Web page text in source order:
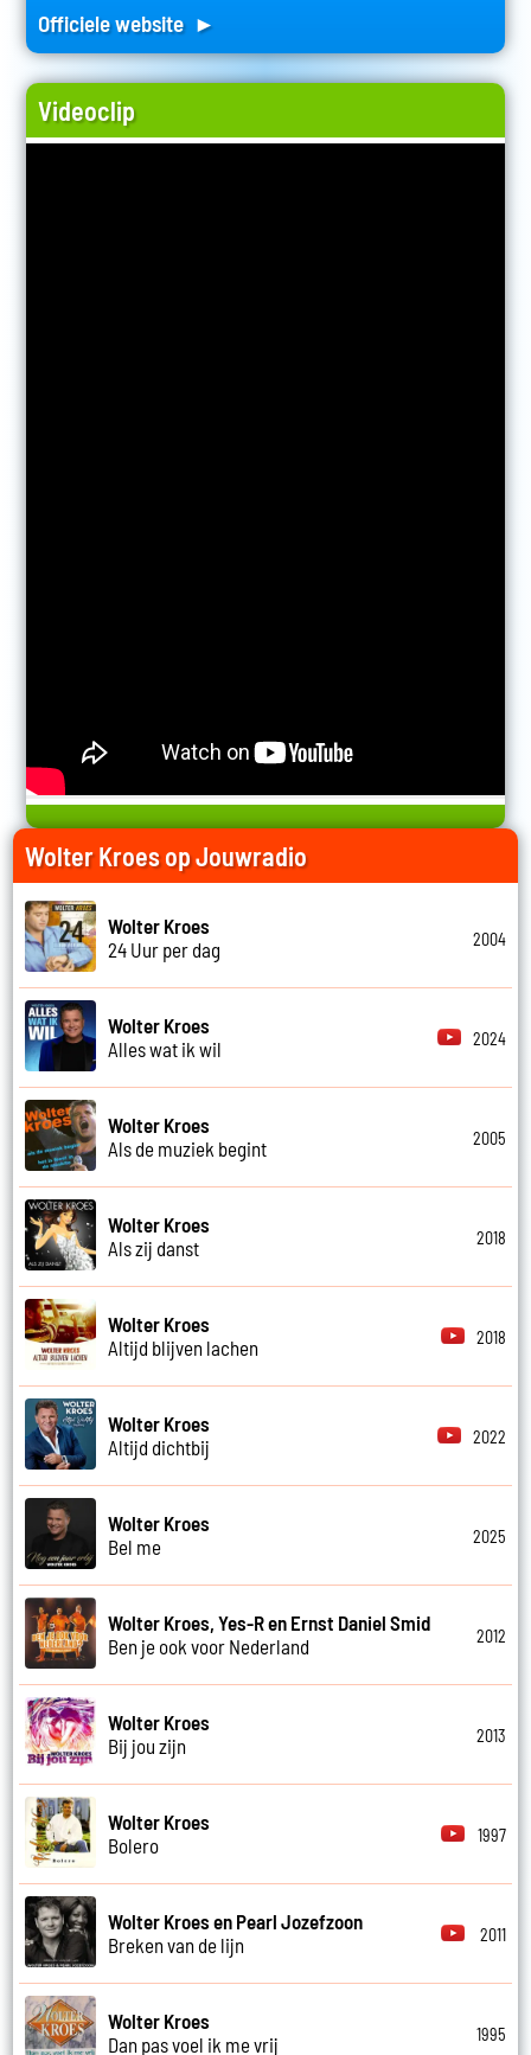
Officiele website ►
Videoclip
Wolter Kroes op Jouwradio
Wolter Kroes
24 Uur per dag
2004
Wolter Kroes
Alles wat ik wil
2024
Wolter Kroes
Als de muziek begint
2005
Wolter Kroes
Als zij danst
2018
Wolter Kroes
Altijd blijven lachen
2018
Wolter Kroes
Altijd dichtbij
2022
Wolter Kroes
Bel me
2025
Wolter Kroes, Yes-R en Ernst Daniel Smid
Ben je ook voor Nederland
2012
Wolter Kroes
Bij jou zijn
2013
Wolter Kroes
Bolero
1997
Wolter Kroes en Pearl Jozefzoon
Breken van de lijn
2011
Wolter Kroes
Dan pas voel ik me vrij
1995